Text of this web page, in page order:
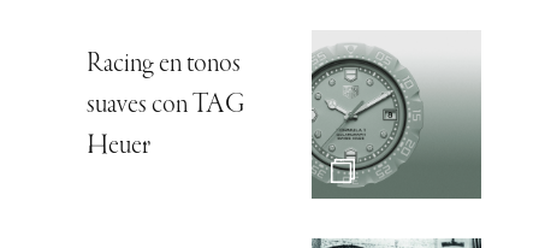
Racing en tonos
suaves con TAG
Heuer